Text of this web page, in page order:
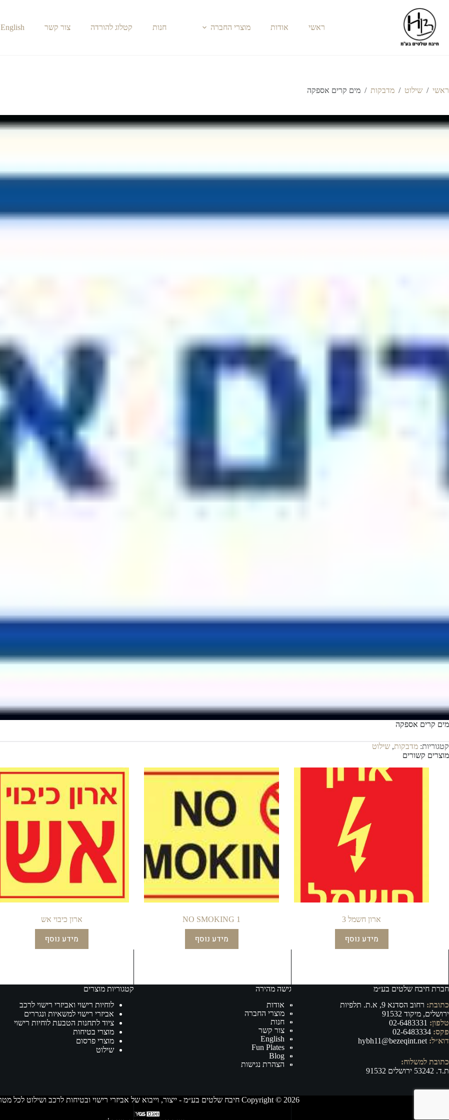
ראשי אודות מוצרי החברה חנות קטלוג להורדה צור קשר English
ראשי / שילוט / מדבקות / מים קרים אספקה
מים קרים אספקה
קטגוריות: מדבקות, שילוט
מוצרים קשורים
ארון חשמל 3
מידע נוסף
NO SMOKING 1
מידע נוסף
ארון כיבוי אש
מידע נוסף
חברת חיבח שלטים בע״מ
כתובת:
רחוב הסדנא 9, א.ת. תלפיות
ירושלים, מיקוד 91532
טלפון: 02-6483331
פקס:
דוא״ל: hybh11@bezeqint.net
כתובת למשלוח:
ת.ד. 53242 ירושלים 91532
גישה מהירה
אודות
מוצרי החברה
חנות
צור קשר
English
Fun Plates
Blog
הצהרת נגישות
קטגוריות מוצרים
לוחיות רישוי ואביזרי רישוי לרכב
אביזרי רישוי למשאיות ונגררים
ציוד לתחנות הטבעת לוחיות רישוי
מוצרי בטיחות
מוצרי פרסום
שילוט
Copyright © 2026 חיבח שלטים בע״מ - ייצור, וייבוא של אביזרי רישוי ובטיחות לרכב ושילוט לכל מטרה